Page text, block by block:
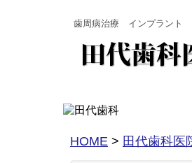
歯周病治療 インプラント
HOME > 田代歯科医